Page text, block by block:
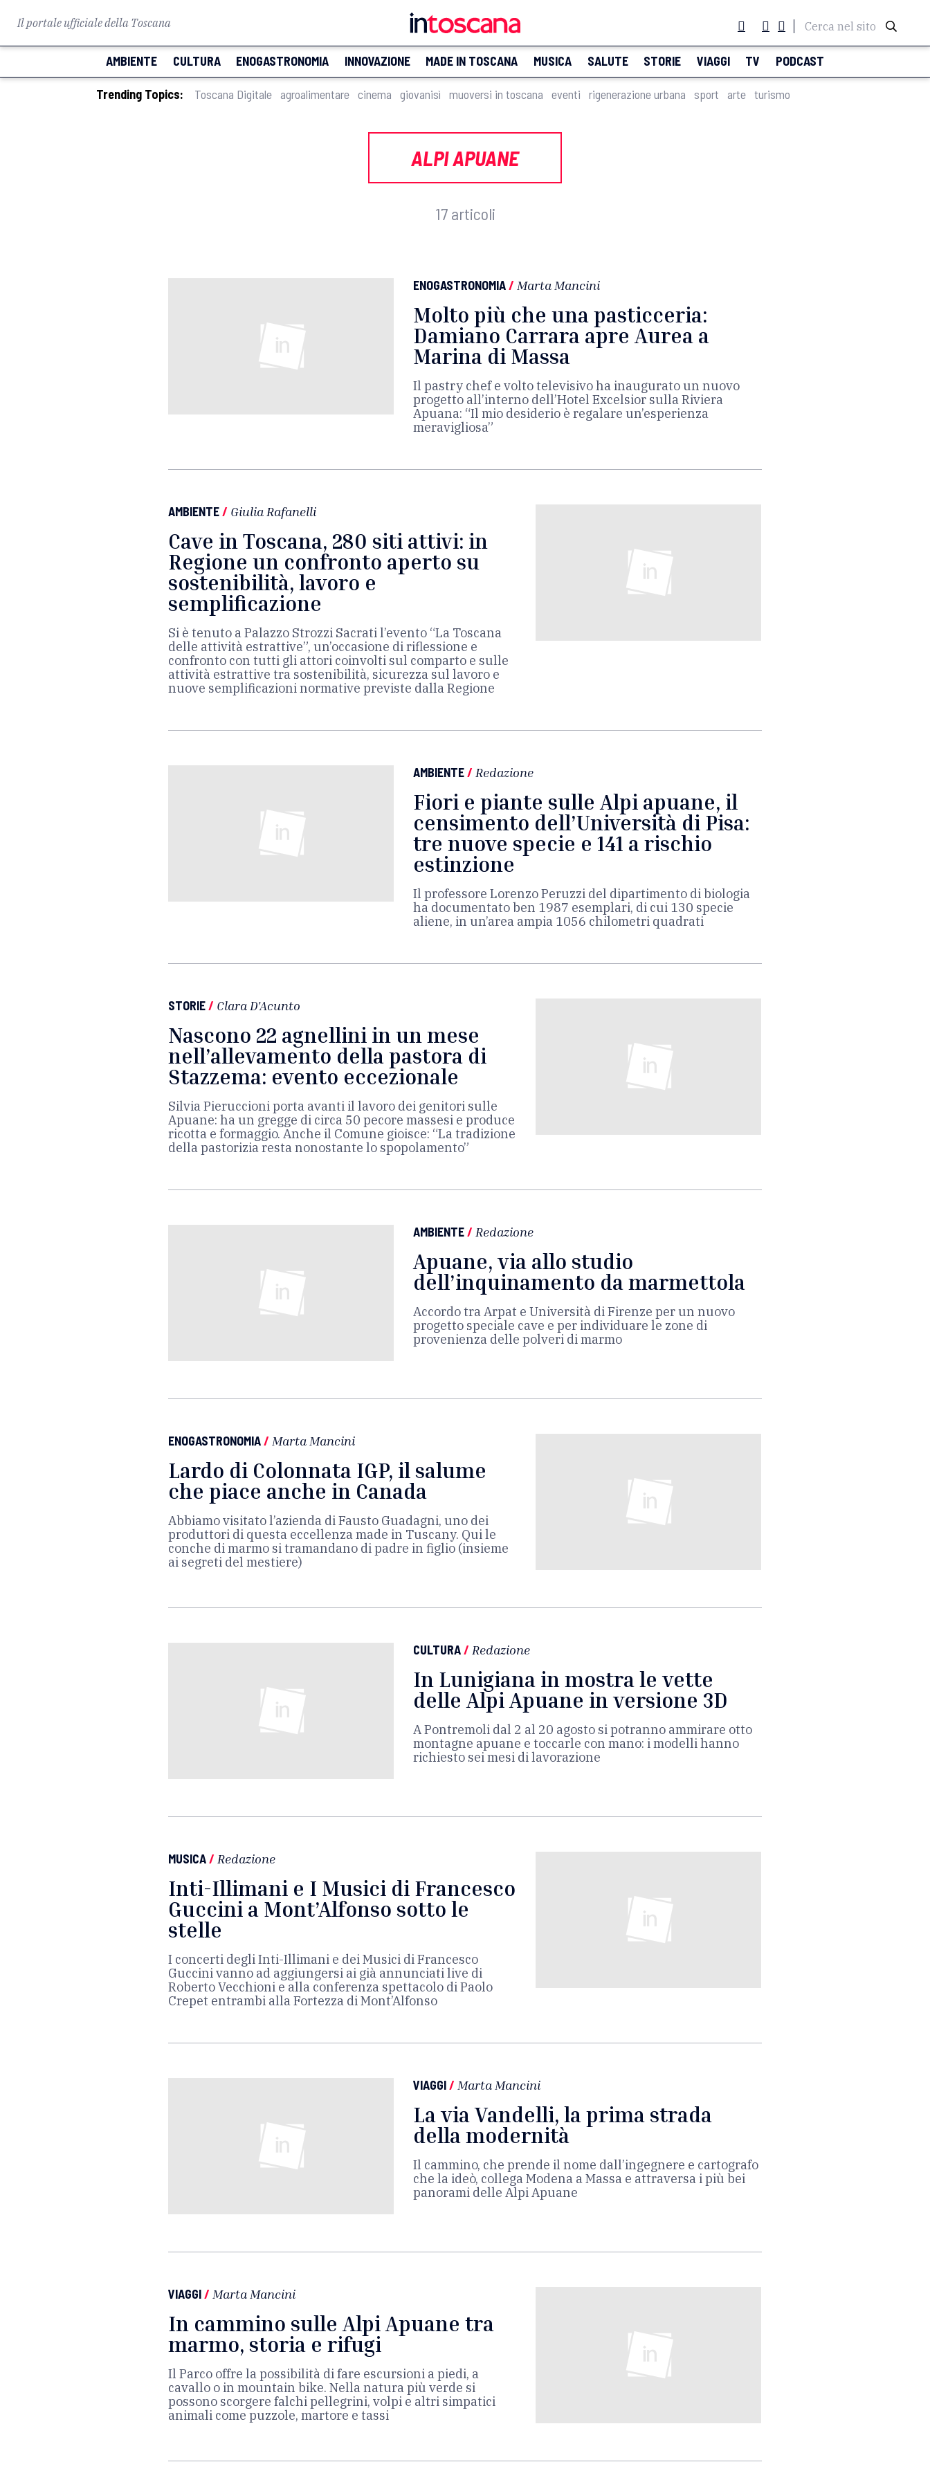
Il portale ufficiale della Toscana Cerca nel sito
AMBIENTE CULTURA ENOGASTRONOMIA INNOVAZIONE MADE IN TOSCANA MUSICA SALUTE STORIE VIAGGI TV PODCAST
Trending Topics: Toscana Digitale agroalimentare cinema giovanisì muoversi in toscana eventi rigenerazione urbana sport arte turismo
ALPI APUANE
17 articoli
ENOGASTRONOMIA/ Marta Mancini
Molto più che una pasticceria:
Damiano Carrara apre Aurea a
Marina di Massa
Il pastry chef e volto televisivo ha inaugurato un nuovo
progetto all’interno dell’Hotel Excelsior sulla Riviera
Apuana: “Il mio desiderio è regalare un’esperienza
meravigliosa”
AMBIENTE/ Giulia Rafanelli
Cave in Toscana, 280 siti attivi: in
Regione un confronto aperto su
sostenibilità, lavoro e
semplificazione
Si è tenuto a Palazzo Strozzi Sacrati l’evento “La Toscana
delle attività estrattive”, un’occasione di riflessione e
confronto con tutti gli attori coinvolti sul comparto e sulle
attività estrattive tra sostenibilità, sicurezza sul lavoro e
nuove semplificazioni normative previste dalla Regione
AMBIENTE/ Redazione
Fiori e piante sulle Alpi apuane, il
censimento dell’Università di Pisa:
tre nuove specie e 141 a rischio
estinzione
Il professore Lorenzo Peruzzi del dipartimento di biologia
ha documentato ben 1987 esemplari, di cui 130 specie
aliene, in un’area ampia 1056 chilometri quadrati
STORIE/ Clara D'Acunto
Nascono 22 agnellini in un mese
nell’allevamento della pastora di
Stazzema: evento eccezionale
Silvia Pieruccioni porta avanti il lavoro dei genitori sulle
Apuane: ha un gregge di circa 50 pecore massesi e produce
ricotta e formaggio. Anche il Comune gioisce: “La tradizione
della pastorizia resta nonostante lo spopolamento”
AMBIENTE/ Redazione
Apuane, via allo studio
dell’inquinamento da marmettola
Accordo tra Arpat e Università di Firenze per un nuovo
progetto speciale cave e per individuare le zone di
provenienza delle polveri di marmo
ENOGASTRONOMIA/ Marta Mancini
Lardo di Colonnata IGP, il salume
che piace anche in Canada
Abbiamo visitato l’azienda di Fausto Guadagni, uno dei
produttori di questa eccellenza made in Tuscany. Qui le
conche di marmo si tramandano di padre in figlio (insieme
ai segreti del mestiere)
CULTURA/ Redazione
In Lunigiana in mostra le vette
delle Alpi Apuane in versione 3D
A Pontremoli dal 2 al 20 agosto si potranno ammirare otto
montagne apuane e toccarle con mano: i modelli hanno
richiesto sei mesi di lavorazione
MUSICA/ Redazione
Inti-Illimani e I Musici di Francesco
Guccini a Mont’Alfonso sotto le
stelle
I concerti degli Inti-Illimani e dei Musici di Francesco
Guccini vanno ad aggiungersi ai già annunciati live di
Roberto Vecchioni e alla conferenza spettacolo di Paolo
Crepet entrambi alla Fortezza di Mont’Alfonso
VIAGGI/ Marta Mancini
La via Vandelli, la prima strada
della modernità
Il cammino, che prende il nome dall’ingegnere e cartografo
che la ideò, collega Modena a Massa e attraversa i più bei
panorami delle Alpi Apuane
VIAGGI/ Marta Mancini
In cammino sulle Alpi Apuane tra
marmo, storia e rifugi
Il Parco offre la possibilità di fare escursioni a piedi, a
cavallo o in mountain bike. Nella natura più verde si
possono scorgere falchi pellegrini, volpi e altri simpatici
animali come puzzole, martore e tassi